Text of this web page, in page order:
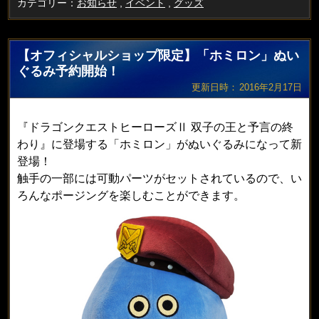
カテゴリー： お知らせ イベント グッズ
【オフィシャルショップ限定】「ホミロン」ぬい
ぐるみ予約開始！
更新日時： 2016年2月17日
『ドラゴンクエストヒーローズⅡ 双子の王と予言の終
わり』に登場する「ホミロン」がぬいぐるみになって新
登場！
触手の一部には可動パーツがセットされているので、い
ろんなポージングを楽しむことができます。